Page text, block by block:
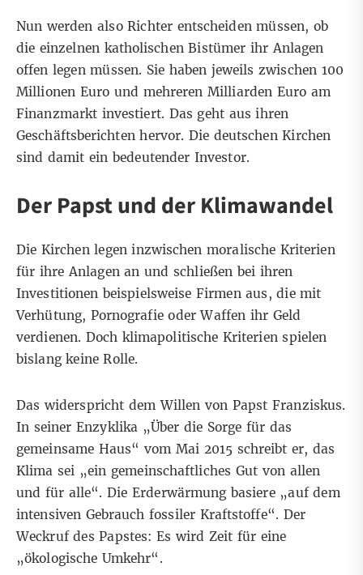
Nun werden also Richter entscheiden müssen, ob
die einzelnen katholischen Bistümer ihr Anlagen
offen legen müssen. Sie haben jeweils zwischen 100
Millionen Euro und mehreren Milliarden Euro am
Finanzmarkt investiert. Das geht aus ihren
Geschäftsberichten hervor. Die deutschen Kirchen
sind damit ein bedeutender Investor.
Der Papst und der Klimawandel
Die Kirchen legen inzwischen moralische Kriterien
für ihre Anlagen an und schließen bei ihren
Investitionen beispielsweise Firmen aus, die mit
Verhütung, Pornografie oder Waffen ihr Geld
verdienen. Doch klimapolitische Kriterien spielen
bislang keine Rolle.
Das widerspricht dem Willen von Papst Franziskus.
In seiner Enzyklika „Über die Sorge für das
gemeinsame Haus“ vom Mai 2015 schreibt er, das
Klima sei „ein gemeinschaftliches Gut von allen
und für alle“. Die Erderwärmung basiere „auf dem
intensiven Gebrauch fossiler Kraftstoffe“. Der
Weckruf des Papstes: Es wird Zeit für eine
„ökologische Umkehr“.